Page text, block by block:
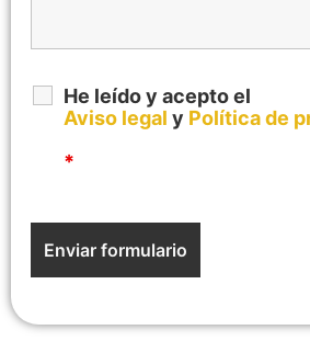
He leído y acepto el
Aviso legal y Política de
*